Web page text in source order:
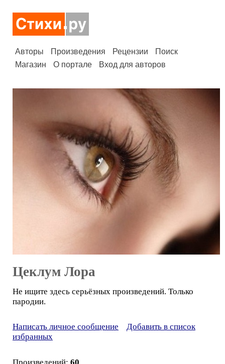
Авторы Произведения Рецензии
Поиск
Магазин
О портале Вход для авторов
Цеклум Лора
Не ищите здесь серьёзных произведений. Только
пародии.
Написать личное сообщение
Добавить в список
избранных